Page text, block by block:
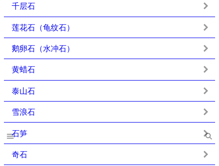
千层石
莲花石（龟纹石）
鹅卵石（水冲石）
黄蜡石
泰山石
雪浪石
石笋
奇石